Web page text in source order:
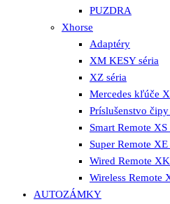
PUZDRA
Xhorse
Adaptéry
XM KESY séria
XZ séria
Mercedes kľúče
Príslušenstvo čipy
Smart Remote
Super Remote
Wired Remote
Wireless Remote
AUTOZÁMKY